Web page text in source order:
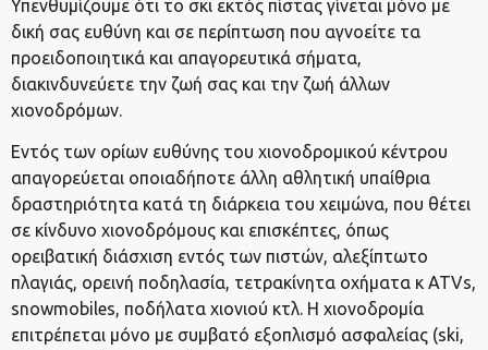
Υπενθυμίζουμε ότι το σκι εκτός πίστας γίνεται μόνο με
δική σας ευθύνη και σε περίπτωση που αγνοείτε τα
προειδοποιητικά και απαγορευτικά σήματα,
διακινδυνεύετε την ζωή σας και την ζωή άλλων
χιονοδρόμων.
Εντός των ορίων ευθύνης του χιονοδρομικού κέντρου
απαγορεύεται οποιαδήποτε άλλη αθλητική υπαίθρια
δραστηριότητα κατά τη διάρκεια του χειμώνα, που θέτει
σε κίνδυνο χιονοδρόμους και επισκέπτες, όπως
ορειβατική διάσχιση εντός των πιστών, αλεξίπτωτο
πλαγιάς, ορεινή ποδηλασία, τετρακίνητα οχήματα κ ATVs,
snowmobiles, ποδήλατα χιονιού κτλ. Η χιονοδρομία
επιτρέπεται μόνο με συμβατό εξοπλισμό ασφαλείας (ski,